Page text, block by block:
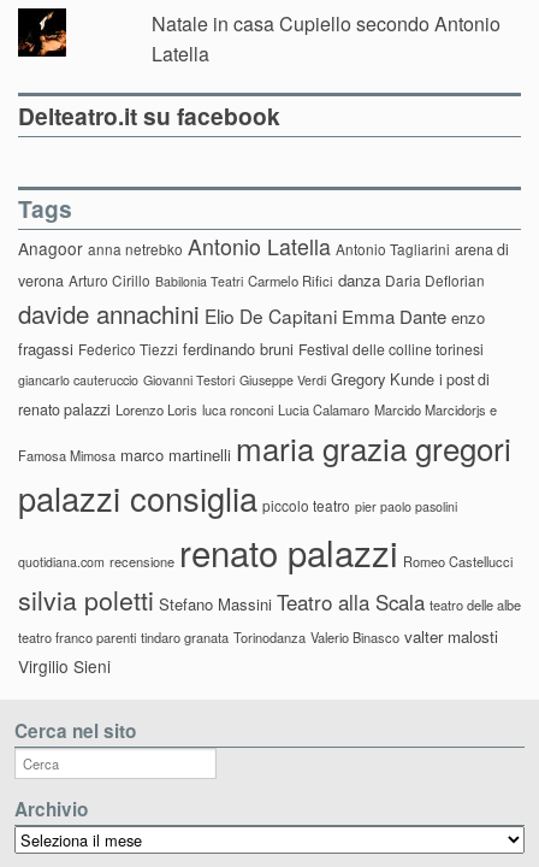
Natale in casa Cupiello secondo Antonio
Latella
Delteatro.it su facebook
Tags
Anagoor anna netrebko Antonio Latella Antonio Tagliarini arena di
verona Arturo Cirillo Babilonia Teatri Carmelo Rifici danza Daria Deflorian
davide annachini Elio De Capitani Emma Dante enzo
fragassi Federico Tiezzi ferdinando bruni Festival delle colline torinesi
giancarlo cauteruccio Giovanni Testori Giuseppe Verdi Gregory Kunde i post di
renato palazzi Lorenzo Loris luca ronconi Lucia Calamaro Marcido Marcidorjs e
Famosa Mimosa marco martinelli maria grazia gregori
palazzi consiglia piccolo teatro pier paolo pasolini
quotidiana.com recensione renato palazzi Romeo Castellucci
silvia poletti Stefano Massini Teatro alla Scala teatro delle albe
teatro franco parenti tindaro granata Torinodanza Valerio Binasco valter malosti
Virgilio Sieni
Cerca nel sito
Archivio
Archivio